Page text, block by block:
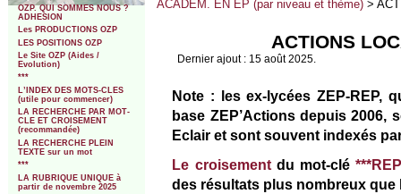
OZP. QUI SOMMES NOUS ?
ADHESION
Les PRODUCTIONS OZP
LES POSITIONS OZP
Le Site OZP (Aides /
Evolution)
***
L’INDEX DES MOTS-CLES
(utile pour commencer)
LA RECHERCHE PAR MOT-
CLE ET CROISEMENT
(recommandée)
LA RECHERCHE PLEIN
TEXTE sur un mot
***
LA RUBRIQUE UNIQUE à
partir de novembre 2025
ACADEM. EN EP (par niveau et thème)>
ACTIONS
Dernier ajout : 15 août 2025.
Note : les ex-lycées ZEP-REP,
base ZEP’Actions depuis 2006,
Eclair et sont souvent indexés
Le croisementdu mot-clé
des résultats plus nombreux